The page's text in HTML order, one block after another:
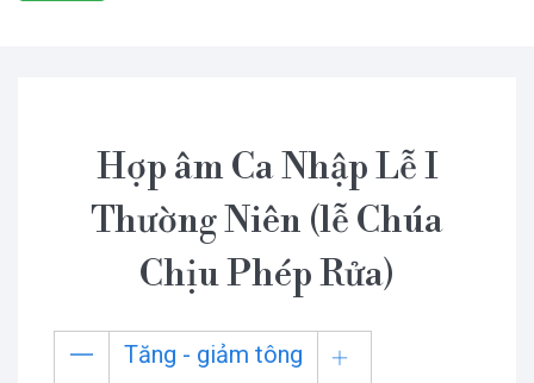
Hợp âm Ca Nhập Lễ I
Thường Niên (lễ Chúa
Chịu Phép Rửa)
Tăng - giảm tông